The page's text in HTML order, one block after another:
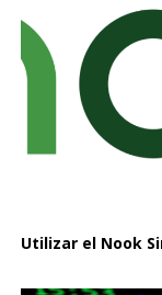
Utilizar el Nook